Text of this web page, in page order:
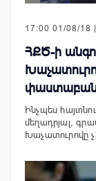
17:00 01/08/18 |
ՀՔԾ-ի
Ինչպես
մեղադրյալ,
Խաչատուրովը